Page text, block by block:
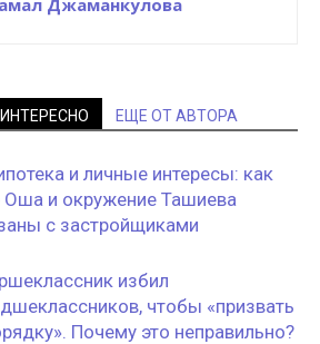
ЕЩЕ ОТ АВТОРА
и личные интересы: как
Оша и окружение Ташиева
с застройщиками
избил
чтобы «призвать
Почему это неправильно?